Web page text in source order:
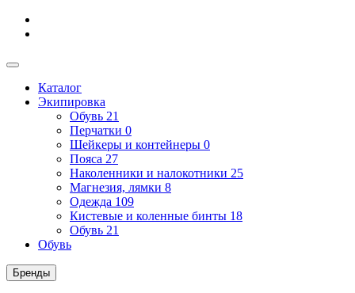
Каталог
Экипировка
Обувь 21
Перчатки 0
Шейкеры и контейнеры 0
Пояса 27
Наколенники и налокотники 25
Магнезия, лямки 8
Одежда 109
Кистевые и коленные бинты 18
Обувь 21
Обувь
Бренды